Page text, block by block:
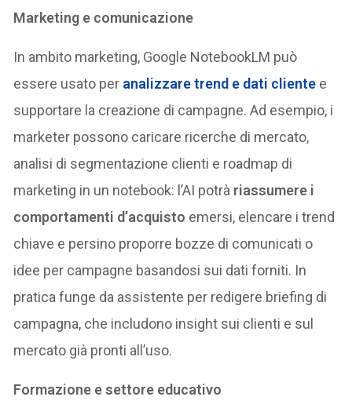
Marketing e comunicazione
In ambito marketing, Google NotebookLM può
essere usato per analizzare trend e dati cliente e
supportare la creazione di campagne. Ad esempio, i
marketer possono caricare ricerche di mercato,
analisi di segmentazione clienti e roadmap di
marketing in un notebook: l’AI potrà riassumere i
comportamenti d’acquisto emersi, elencare i trend
chiave e persino proporre bozze di comunicati o
idee per campagne basandosi sui dati forniti​. In
pratica funge da assistente per redigere briefing di
campagna, che includono insight sui clienti e sul
mercato già pronti all’uso.
Formazione e settore educativo